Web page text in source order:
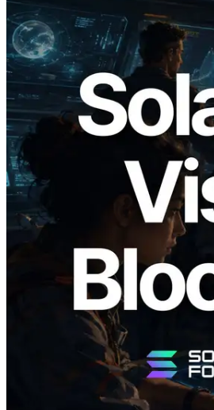
2026.05.24
Validators Solutions
Analyzer — Visualizando
produção de bloco por
responsável